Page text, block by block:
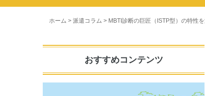
ホーム > 派遣コラム > MBTI診断の巨匠（ISTP型）の特性
おすすめコンテンツ